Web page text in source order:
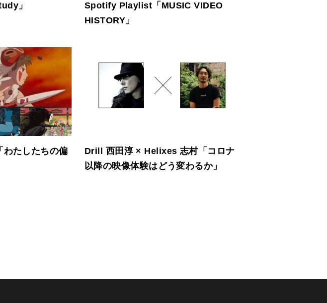
」
Spotify Playlist「MUSIC VIDEO
HISTORY」
たしたちの偏
Drill 西田淳 × Helixes 志村「コロナ
以降の映像体験はどう変わるか」